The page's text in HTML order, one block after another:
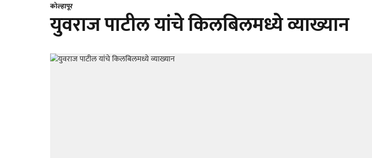
कोल्हापूर
युवराज पाटील यांचे किलबिलमध्ये व्याख्यान